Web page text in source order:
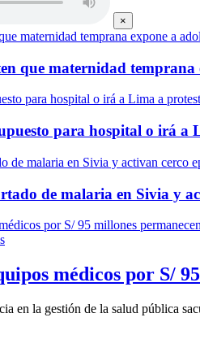
×
que maternidad temprana
para hospital o irá a
de malaria en Sivia y
médicos por S/
en la gestión de la salud pública